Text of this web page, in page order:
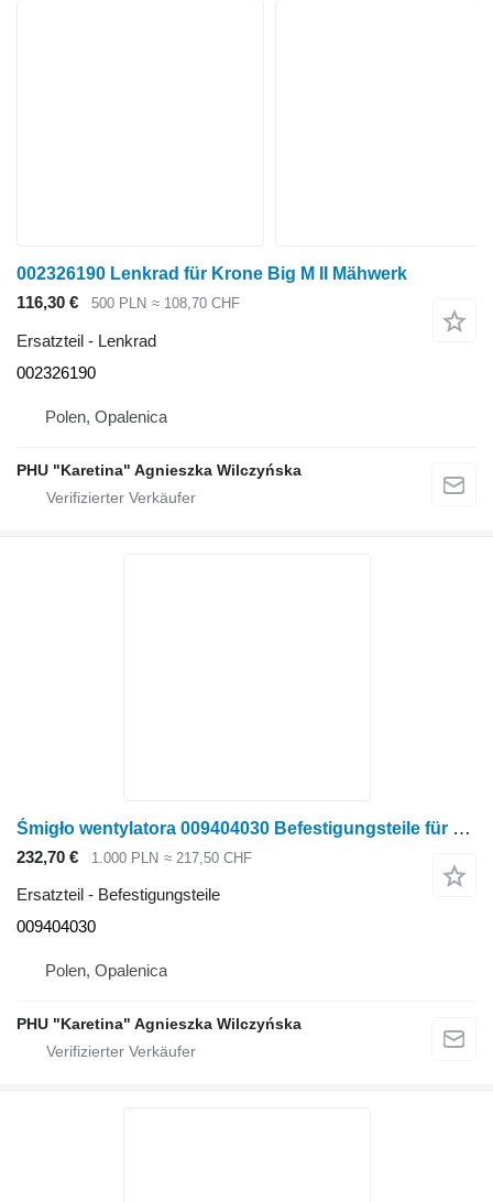
002326190 Lenkrad für Krone Big M II Mähwerk
116,30 €
500 PLN ≈ 108,70 CHF
Ersatzteil - Lenkrad
002326190
Polen, Opalenica
PHU "Karetina" Agnieszka Wilczyńska
Śmigło wentylatora 009404030 Befestigungsteile für Krone Big M II Mähwerk
232,70 € 1.000 PLN ≈ 217,50 CHF
Ersatzteil - Befestigungsteile
009404030
Polen, Opalenica
PHU "Karetina" Agnieszka Wilczyńska